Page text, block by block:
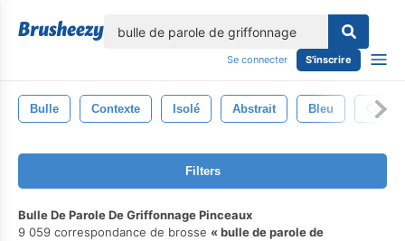
Se connecter S'inscrire
Bulle Contexte Isolé Abstrait Bleu Cercle
Filters
Bulle De Parole De Griffonnage Pinceaux
9 059 correspondance de brosse
bulle de parole de